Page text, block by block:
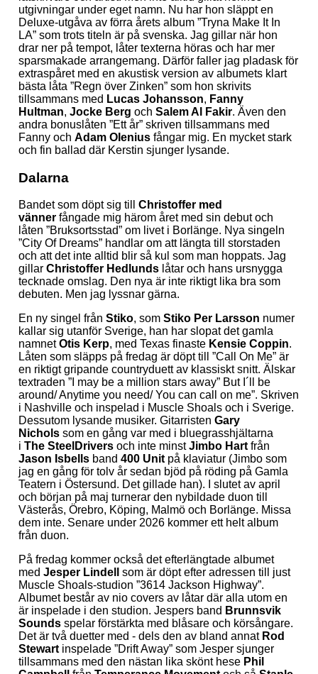
utgivningar under eget namn. Nu har hon släppt en
Deluxe-utgåva av förra årets album ”Tryna Make It In
LA” som trots titeln är på svenska. Jag gillar när hon
drar ner på tempot, låter texterna höras och har mer
sparsmakade arrangemang. Därför faller jag pladask för
extraspåret med en akustisk version av albumets klart
bästa låta ”Regn över Zinken” som hon skrivits
tillsammans med Lucas Johansson, Fanny
Hultman, Jocke Berg och Salem Al Fakir. Även den
andra bonuslåten ”Ett år” skriven tillsammans med
Fanny och Adam OIeniusfångar mig. En mycket stark
och fin ballad där Kerstin sjunger lysande.
Dalarna
Bandet som döpt sig till Christoffer med
vännerfångade mig härom året med sin debut och
låten ”Bruksortsstad” om livet i Borlänge. Nya singeln
”City Of Dreams” handlar om att längta till storstaden
och att det inte alltid blir så kul som man hoppats. Jag
gillar Christoffer Hedlundslåtar och hans ursnygga
tecknade omslag. Den nya är inte riktigt lika bra som
debuten. Men jag lyssnar gärna.
En ny singel från Stiko, somStiko Per Larsson numer
kallar sig utanför Sverige, han har slopat det gamla
namnetOtis Kerp, med Texas finaste Kensie Coppin.
Låten som släpps på fredag är döpt till ”Call On Me” är
en riktigt gripande countryduett av klassiskt snitt. Älskar
textraden ”I may be a million stars away” But I´ll be
around/ Anytime you need/ You can call on me”. Skriven
i Nashville och inspelad i Muscle Shoals och i Sverige.
Dessutom lysande musiker. Gitarristen Gary
Nicholssom en gång var med i bluegrasshjältarna
i The SteelDriversoch inte minstJimbo Hartfrån
Jason Isbellsband 400 Unitpå klaviatur (Jimbo som
jag en gång för tolv år sedan bjöd på röding på Gamla
Teatern i Östersund. Det gillade han). I slutet av april
och början på maj turnerar den nybildade duon till
Västerås, Örebro, Köping, Malmö och Borlänge. Missa
dem inte. Senare under 2026 kommer ett helt album
från duon.
På fredag kommer också det efterlängtade albumet
med Jesper Lindell som är döpt efter adressen till just
Muscle Shoals-studion ”3614 Jackson Highway”.
Albumet består av nio covers av låtar där alla utom en
är inspelade i den studion. Jespers band Brunnsvik
Soundsspelar förstärkta med blåsare och körsångare.
Det är två duetter med - dels den av bland annat Rod
Stewartinspelade ”Drift Away” som Jesper sjunger
tillsammans med den nästan lika skönt hese Phil